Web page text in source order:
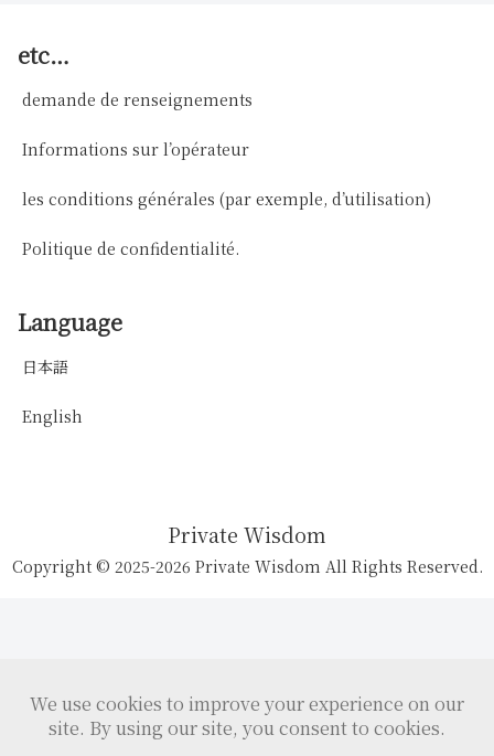
etc…
demande de renseignements
Informations sur l’opérateur
les conditions générales (par exemple, d’utilisation)
Politique de confidentialité.
Language
日本語
English
Private Wisdom
Copyright © 2025-2026 Private Wisdom All Rights Reserved.